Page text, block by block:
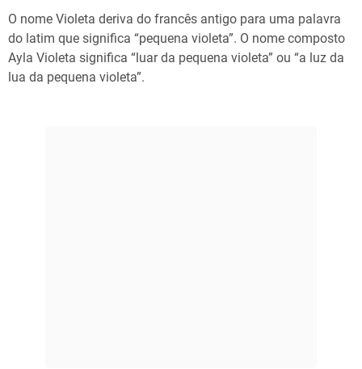
O nome Violeta deriva do francês antigo para uma palavra
do latim que significa “pequena violeta”. O nome composto
Ayla Violeta significa “luar da pequena violeta” ou “a luz da
lua da pequena violeta”.